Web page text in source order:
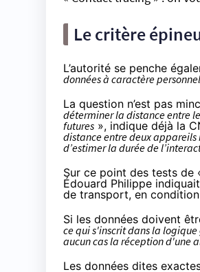
Le critère
L’autorité se penche
données à caractère
La question n’est pas
déterminer la distance entre
futures », indique déjà la
distance entre deux appareils
d’estimer la durée de
Sur ce point des tests de
Édouard Philippe
de transport, en
Si les données doivent
ce qui s'inscrit dans la
aucun cas la réception d'une
Les données dites